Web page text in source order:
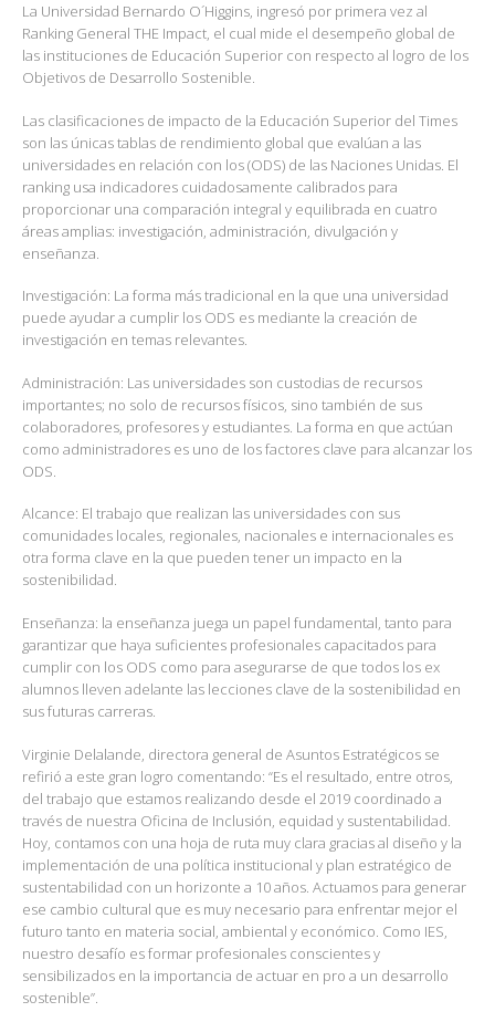
La Universidad Bernardo O´Higgins, ingresó por primera vez al
Ranking General THE Impact, el cual mide el desempeño global de
las instituciones de Educación Superior con respecto al logro de los
Objetivos de Desarrollo Sostenible.
Las clasificaciones de impacto de la Educación Superior del Times
son las únicas tablas de rendimiento global que evalúan a las
universidades en relación con los (ODS) de las Naciones Unidas. El
ranking usa indicadores cuidadosamente calibrados para
proporcionar una comparación integral y equilibrada en cuatro
áreas amplias: investigación, administración, divulgación y
enseñanza.
Investigación: La forma más tradicional en la que una universidad
puede ayudar a cumplir los ODS es mediante la creación de
investigación en temas relevantes.
Administración: Las universidades son custodias de recursos
importantes; no solo de recursos físicos, sino también de sus
colaboradores, profesores y estudiantes. La forma en que actúan
como administradores es uno de los factores clave para alcanzar los
ODS.
Alcance: El trabajo que realizan las universidades con sus
comunidades locales, regionales, nacionales e internacionales es
otra forma clave en la que pueden tener un impacto en la
sostenibilidad.
Enseñanza: la enseñanza juega un papel fundamental, tanto para
garantizar que haya suficientes profesionales capacitados para
cumplir con los ODS como para asegurarse de que todos los ex
alumnos lleven adelante las lecciones clave de la sostenibilidad en
sus futuras carreras.
Virginie Delalande, directora general de Asuntos Estratégicos se
refirió a este gran logro comentando: “Es el resultado, entre otros,
del trabajo que estamos realizando desde el 2019 coordinado a
través de nuestra Oficina de Inclusión, equidad y sustentabilidad.
Hoy, contamos con una hoja de ruta muy clara gracias al diseño y la
implementación de una política institucional y plan estratégico de
sustentabilidad con un horizonte a 10 años. Actuamos para generar
ese cambio cultural que es muy necesario para enfrentar mejor el
futuro tanto en materia social, ambiental y económico. Como IES,
nuestro desafío es formar profesionales conscientes y
sensibilizados en la importancia de actuar en pro a un desarrollo
sostenible”.